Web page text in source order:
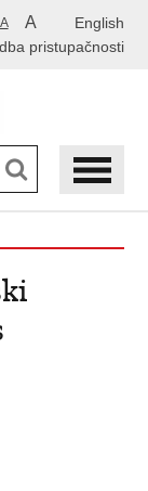
English
A A
pristupačnosti